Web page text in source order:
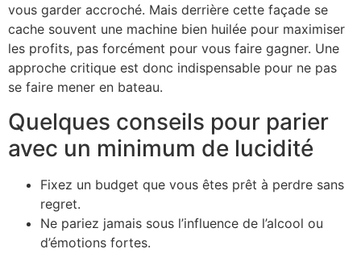
vous garder accroché. Mais derrière cette façade se
cache souvent une machine bien huilée pour maximiser
les profits, pas forcément pour vous faire gagner. Une
approche critique est donc indispensable pour ne pas
se faire mener en bateau.
Quelques conseils pour parier
avec un minimum de lucidité
Fixez un budget que vous êtes prêt à perdre sans
regret.
Ne pariez jamais sous l’influence de l’alcool ou
d’émotions fortes.